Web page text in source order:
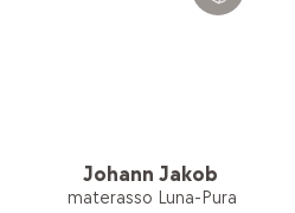
Johann Jakob
materasso Luna-Pura